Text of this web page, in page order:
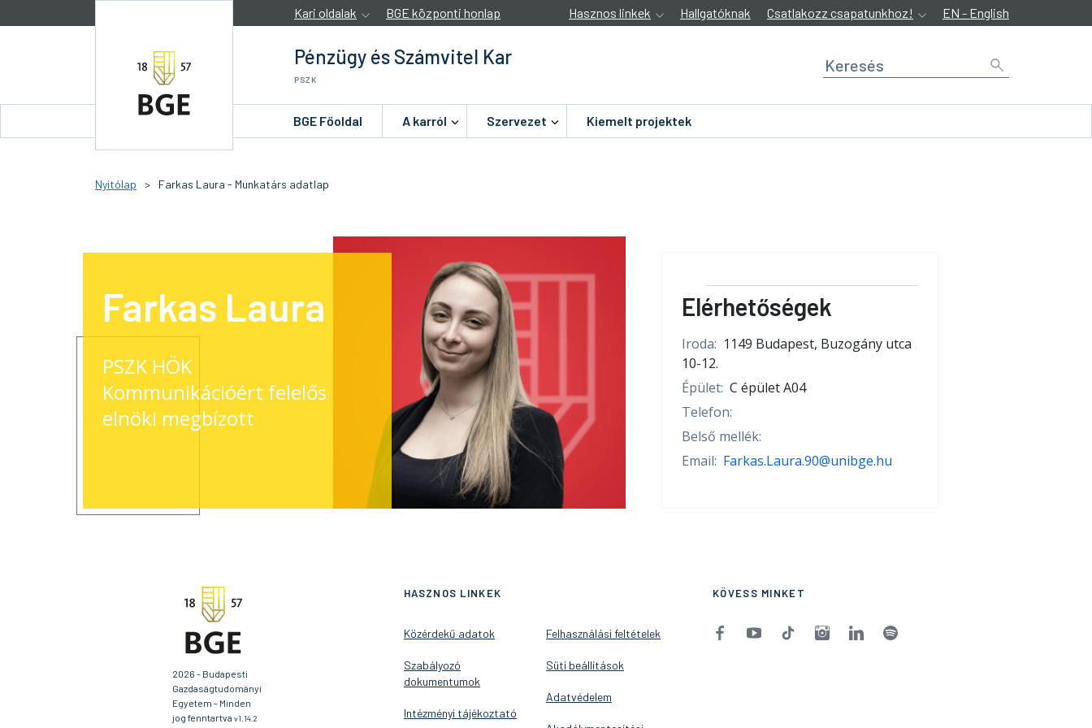
Kari oldalak BGE központi honlap Hasznos linkek Hallgatóknak Csatlakozz csapatunkhoz! EN - English
Pénzügy és Számvitel Kar
PSZK
BGE Főoldal A karról Szervezet Kiemelt projektek
Nyitólap > Farkas Laura - Munkatárs adatlap
Farkas Laura
PSZK HÖK
Kommunikációért felelős
elnöki megbízott
Elérhetőségek
Iroda: 1149 Budapest, Buzogány utca
10-12.
Épület: C épület A04
Telefon:
Belső mellék:
Email: Farkas.Laura.90@unibge.hu
2026 - Budapesti
Gazdaságtudományi
Egyetem - Minden
jog fenntartva v1.14.2
HASZNOS LINKEK
Közérdekű adatok
Szabályozó
dokumentumok
Intézményi tájékoztató
Felhasználási feltételek
Süti beállítások
Adatvédelem
KÖVESS MINKET